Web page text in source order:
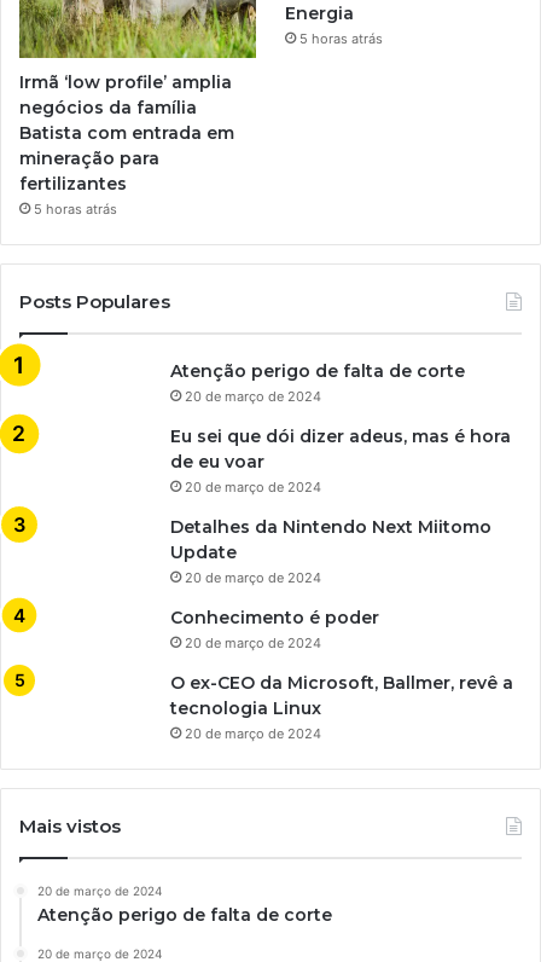
Irmã ‘low profile’ amplia
negócios da família
Batista com entrada em
mineração para
fertilizantes
5 horas atrás
Energia
5 horas atrás
Posts Populares
Atenção perigo de falta de corte
20 de março de 2024
Eu sei que dói dizer adeus, mas é hora
de eu voar
20 de março de 2024
Detalhes da Nintendo Next Miitomo
Update
20 de março de 2024
Conhecimento é poder
20 de março de 2024
O ex-CEO da Microsoft, Ballmer, revê a
tecnologia Linux
20 de março de 2024
Mais vistos
20 de março de 2024
Atenção perigo de falta de corte
20 de março de 2024